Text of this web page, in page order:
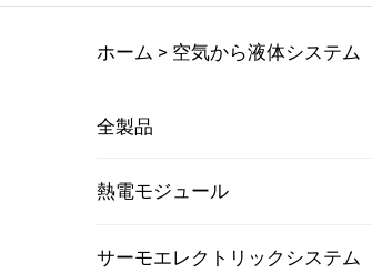
ホーム > 空気から液体システム
全製品
熱電モジュール
サーモエレクトリックシステム